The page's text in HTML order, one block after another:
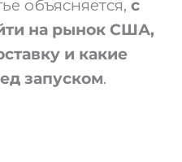
объясняется, с
на рынок США,
и какие
запуском.